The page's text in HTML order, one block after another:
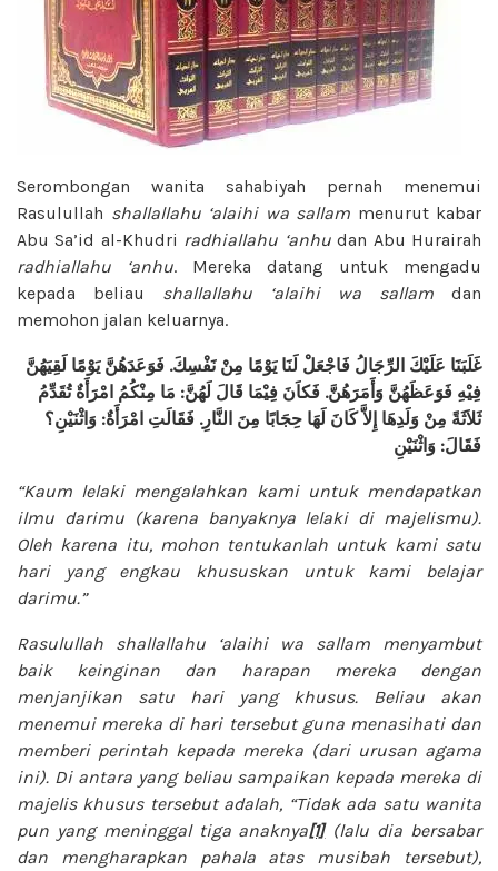
Serombongan wanita sahabiyah pernah menemui
Rasulullah shallallahu ‘alaihi wa sallam menurut kabar
Abu Sa’id al-Khudri radhiallahu ‘anhudan Abu Hurairah
radhiallahu ‘anhu. Mereka datang untuk mengadu
kepada beliau shallallahu ‘alaihi wa sallam dan
memohon jalan keluarnya.
غَلَبَنَا عَلَيْكَ الرِّجَالُ فَاجْعَلْ لَنَا يَوْمًا مِنْ نَفْسِكَ. فَوَعَدَهُنَّ يَوْمًا لَقِيَهُنَّ
فِيْهِ فَوَعَظَهُنَّ وَأَمَرَهُنَّ. فَكاَنَ فِيْمَا قَالَ لَهُنَّ: مَا مِنْكُمُ امْرَأَةٌ تُقَدِّمُ
ثَلاَثَةً مِنْ وَلَدِهَا إِلاَّ كَانَ لَهَا حِجَابًا مِنَ النَّارِ. فَقَالَتِ امْرَأَةٌ: وَاثْنَيْنِ؟
فَقَالَ: وَاثْنَيْنِ
“Kaum lelaki mengalahkan kami untuk mendapatkan
ilmu darimu (karena banyaknya lelaki di majelismu).
Oleh karena itu, mohon tentukanlah untuk kami satu
hari yang engkau khususkan untuk kami belajar
darimu.”
Rasulullah shallallahu ‘alaihi wa sallam
menyambut
baik keinginan dan harapan mereka dengan
menjanjikan satu hari yang khusus. Beliau akan
menemui mereka di hari tersebut guna menasihati dan
memberi perintah kepada mereka (dari urusan agama
ini). Di antara yang beliau sampaikan kepada mereka di
majelis khusus tersebut adalah, “Tidak ada satu wanita
pun yang meninggal tiga anaknya[1](lalu dia bersabar
dan mengharapkan pahala atas musibah tersebut),